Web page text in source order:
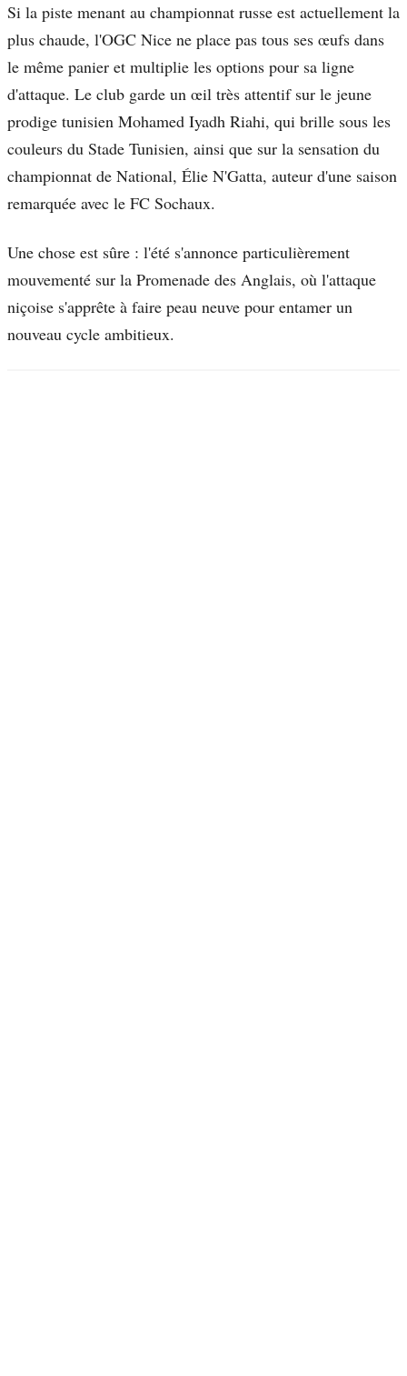
Si la piste menant au championnat russe est actuellement la
plus chaude, l'OGC Nice ne place pas tous ses œufs dans
le même panier et multiplie les options pour sa ligne
d'attaque. Le club garde un œil très attentif sur le jeune
prodige tunisien Mohamed Iyadh Riahi, qui brille sous les
couleurs du Stade Tunisien, ainsi que sur la sensation du
championnat de National, Élie N'Gatta, auteur d'une saison
remarquée avec le FC Sochaux.
Une chose est sûre : l'été s'annonce particulièrement
mouvementé sur la Promenade des Anglais, où l'attaque
niçoise s'apprête à faire peau neuve pour entamer un
nouveau cycle ambitieux.